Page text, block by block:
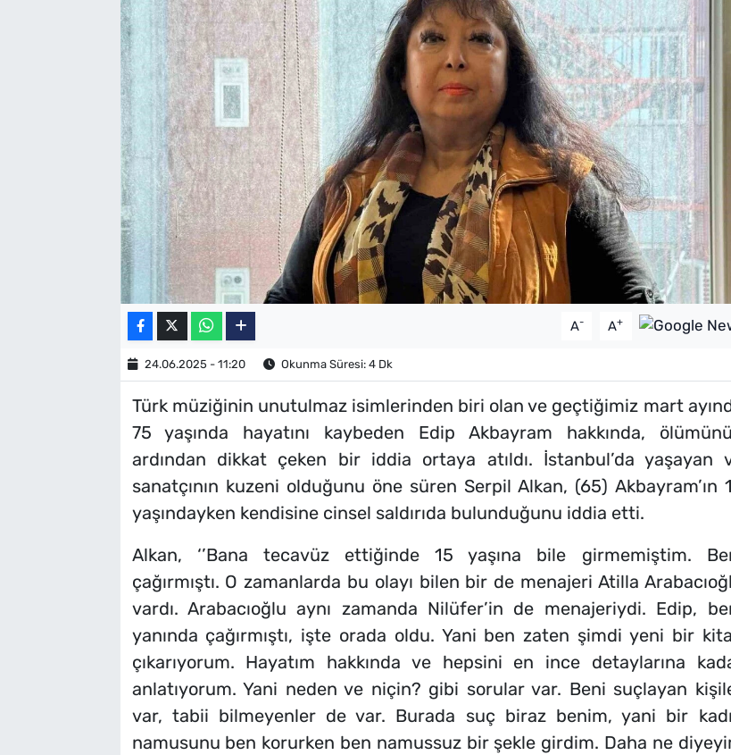
A- A+
24.06.2025 - 11:20 Okunma Süresi: 4 Dk
Türk müziğinin unutulmaz isimlerinden biri olan ve geçtiğimiz mart
75 yaşında hayatını kaybeden Edip Akbayram hakkında,
ardından dikkat çeken bir iddia ortaya atıldı. İstanbul’da yaşayan
sanatçının kuzeni olduğunu öne süren Serpil Alkan, (65) Akbayram’ın
yaşındayken kendisine cinsel saldırıda bulunduğunu iddia etti.
Alkan, ‘’Bana tecavüz ettiğinde 15 yaşına bile girmemiştim.
çağırmıştı. O zamanlarda bu olayı bilen bir de menajeri Atilla
vardı. Arabacıoğlu aynı zamanda Nilüfer’in de menajeriydi. Edip,
yanında çağırmıştı, işte orada oldu. Yani ben zaten şimdi yeni bir
çıkarıyorum. Hayatım hakkında ve hepsini en ince detaylarına
anlatıyorum. Yani neden ve niçin? gibi sorular var. Beni suçlayan
var, tabii bilmeyenler de var. Burada suç biraz benim, yani bir
namusunu ben korurken ben namussuz bir şekle girdim. Daha ne
TV REHBERİ